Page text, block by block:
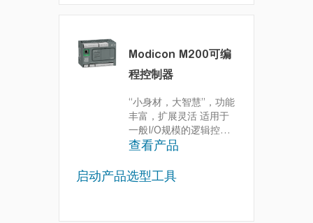
Modicon M200可编
程控制器
“小身材，大智慧”，功能
丰富，扩展灵活 适用于
一般I/O规模的逻辑控制
机器
查看产品
启动产品选型工具